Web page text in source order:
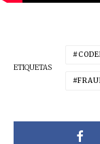
ETIQUETAS